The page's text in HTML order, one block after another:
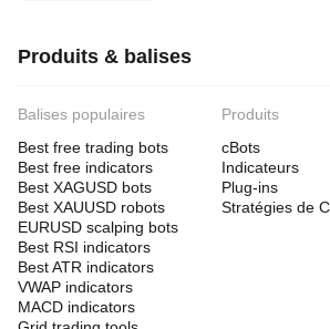
Produits & balises
Balises populaires
Best free trading bots
Best free indicators
Best XAGUSD bots
Best XAUUSD robots
EURUSD scalping bots
Best RSI indicators
Best ATR indicators
VWAP indicators
MACD indicators
Produits
cBots
Indicateurs
Plug-ins
Stratégies de